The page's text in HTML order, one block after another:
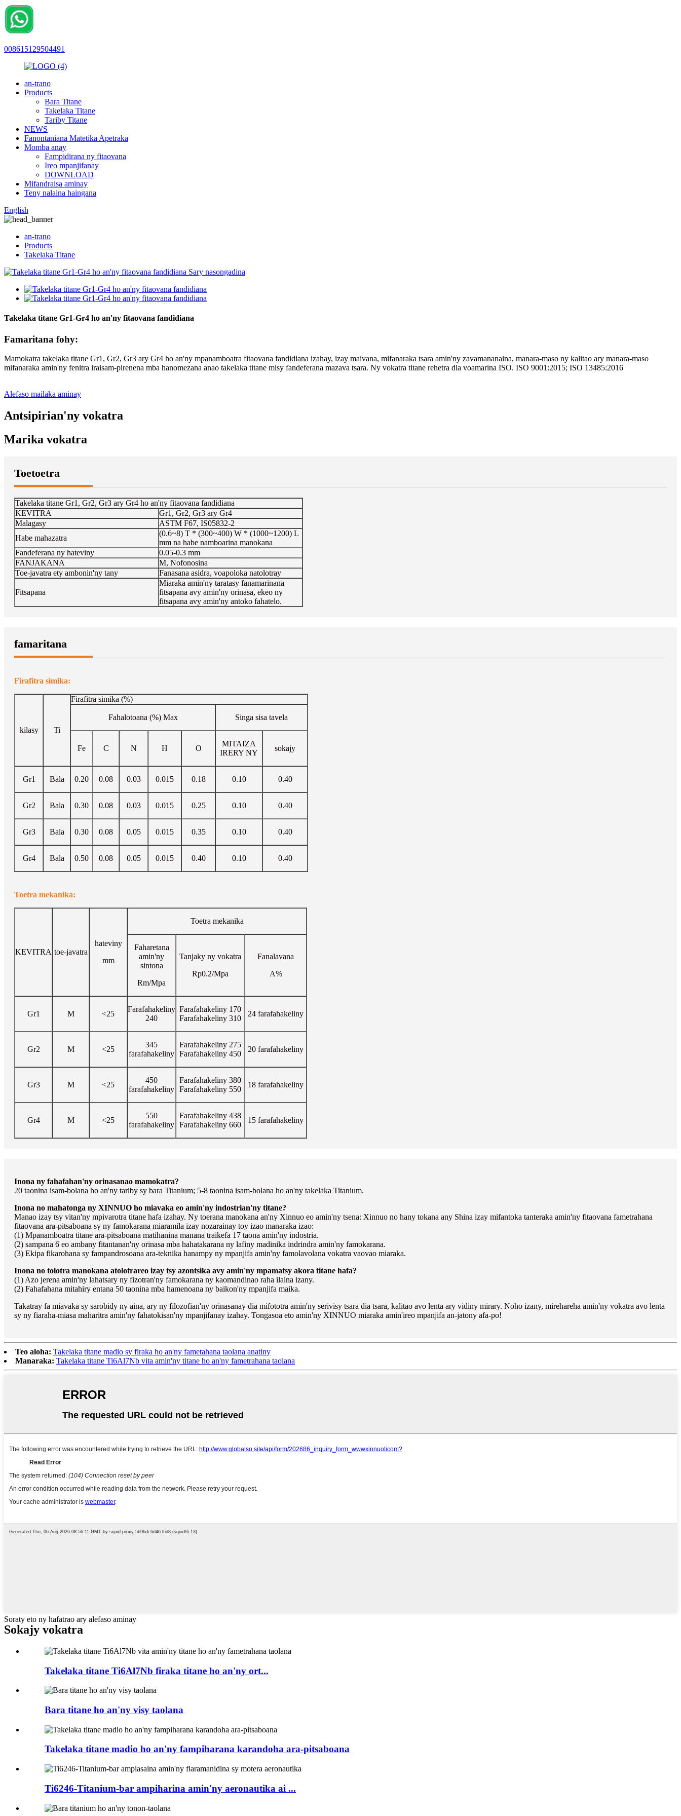
008615129504491
an-trano
Products
Bara Titane
Takelaka Titane
Tariby Titane
NEWS
Fanontaniana Matetika Apetraka
Momba anay
Fampidirana ny fitaovana
Ireo mpanjifanay
DOWNLOAD
Mifandraisa aminay
Teny nalaina haingana
English
an-trano
Products
Takelaka Titane
Takelaka titane Gr1-Gr4 ho an'ny fitaovana fandidiana
Famaritana fohy:
Mamokatra takelaka titane Gr1, Gr2, Gr3 ary Gr4 ho an'ny mpanamboatra fitaovana fandidiana izahay, izay maivana, mifanaraka tsara amin'ny zavamananaina, manara-maso ny kalitao ary manara-maso
mifanaraka amin'ny fenitra iraisam-pirenena mba hanomezana anao takelaka titane misy fandeferana mazava tsara. Ny vokatra titane rehetra dia voamarina ISO. ISO 9001:2015; ISO 13485:2016
Alefaso mailaka aminay
Antsipirian'ny vokatra
Marika vokatra
Toetoetra
Takelaka titane Gr1, Gr2, Gr3 ary Gr4 ho an'ny fitaovana fandidiana
KEVITRA
Gr1, Gr2, Gr3 ary Gr4
Malagasy
ASTM F67, IS05832-2
Habe mahazatra
(0.6~8) T * (300~400) W * (1000~1200) L
mm na habe namboarina manokana
Fandeferana ny hateviny
0.05-0.3 mm
FANJAKANA
M, Nofonosina
Toe-javatra ety ambonin'ny tany
Fanasana asidra, voapoloka natolotray
Fitsapana
Miaraka amin'ny taratasy fanamarinana
fitsapana avy amin'ny orinasa, ekeo ny
fitsapana avy amin'ny antoko fahatelo.
famaritana
Firafitra simika:
kilasy Ti
Firafitra simika (%)
Fahalotoana (%) Max Singa sisa tavela
Fe C N H O
MITAIZA
IRERY NY
sokajy
Gr1 Bala 0.20 0.08 0.03 0.015 0.18 0.10 0.40
Gr2 Bala 0.30 0.08 0.03 0.015 0.25 0.10 0.40
Gr3 Bala 0.30 0.08 0.05 0.015 0.35 0.10 0.40
Gr4 Bala 0.50 0.08 0.05 0.015 0.40 0.10 0.40
Toetra mekanika:
KEVITRA toe-javatra
hateviny
mm
Toetra mekanika
Faharetana
amin'ny
sintona
Rm/Mpa
Tanjaky ny vokatra
Rp0.2/Mpa
Fanalavana
A%
Gr1 M <25
Farafahakeliny
240
Farafahakeliny 170
Farafahakeliny 310
24 farafahakeliny
Gr2 M <25
345
farafahakeliny
Farafahakeliny 275
Farafahakeliny 450
20 farafahakeliny
Gr3 M <25
450
farafahakeliny
Farafahakeliny 380
Farafahakeliny 550
18 farafahakeliny
Gr4 M <25
550
farafahakeliny
Farafahakeliny 438
Farafahakeliny 660
15 farafahakeliny
Inona ny fahafahan'ny orinasanao mamokatra?
20 taonina isam-bolana ho an'ny tariby sy bara Titanium; 5-8 taonina isam-bolana ho an'ny takelaka Titanium.
Inona no mahatonga ny XINNUO ho miavaka eo amin'ny indostrian'ny titane?
Manao izay tsy vitan'ny mpivarotra titane hafa izahay. Ny toerana manokana an'ny Xinnuo eo amin'ny tsena: Xinnuo no hany tokana any Shina izay mifantoka tanteraka amin'ny fitaovana fametrahana
fitaovana ara-pitsaboana sy ny famokarana miaramila izay nozarainay toy izao manaraka izao:
(1) Mpanamboatra titane ara-pitsaboana matihanina manana traikefa 17 taona amin'ny indostria.
(2) sampana 6 eo ambany fitantanan'ny orinasa mba hahatakarana ny lafiny madinika indrindra amin'ny famokarana.
(3) Ekipa fikarohana sy fampandrosoana ara-teknika hanampy ny mpanjifa amin'ny famolavolana vokatra vaovao miaraka.
Inona no tolotra manokana atolotrareo izay tsy azontsika avy amin'ny mpamatsy akora titane hafa?
(1) Azo jerena amin'ny lahatsary ny fizotran'ny famokarana ny kaomandinao raha ilaina izany.
(2) Fahafahana mitahiry entana 50 taonina mba hamenoana ny baikon'ny mpanjifa maika.
Takatray fa miavaka sy sarobidy ny aina, ary ny filozofian'ny orinasanay dia mifototra amin'ny serivisy tsara dia tsara, kalitao avo lenta ary vidiny mirary. Noho izany, mirehareha amin'ny vokatra avo lenta
sy ny fiaraha-miasa maharitra amin'ny fahatokisan'ny mpanjifanay izahay. Tongasoa eto amin'ny XINNUO miaraka amin'ireo mpanjifa an-jatony afa-po!
Teo aloha: Takelaka titane madio sy firaka ho an'ny fametahana taolana anatiny
Manaraka: Takelaka titane Ti6Al7Nb vita amin'ny titane ho an'ny fametrahana taolana
Soraty eto ny hafatrao ary alefaso aminay
Sokajy vokatra
Takelaka titane Ti6Al7Nb firaka titane ho an'ny ort...
Bara titane ho an'ny visy taolana
Takelaka titane madio ho an'ny fampiharana karandoha ara-pitsaboana
Ti6246-Titanium-bar ampiharina amin'ny aeronautika ai ...